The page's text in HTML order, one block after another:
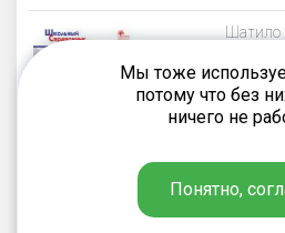
Шатило
187₽
Мы тоже
потому что без
ничего не
Понятно,